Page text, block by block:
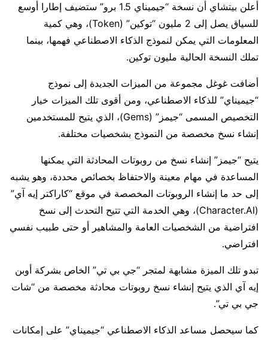
أعلن بيتشاي أن نسخة “جيميناي 1.5 برو” ستضيف إطارا أوسع
للسياق يصل إلى 2 مليون “توكين” (Token)، وهي كمية
المعلومات التي يمكن لنموذج الذكاء الاصطناعي فهمها، بينما
تملك النسخة الحالية مليون توكين.
أضافت غوغل مجموعة من الميزات الجديدة إلى نموذج
“جيميناي” للذكاء الاصطناعي، ومن أقوى تلك الميزات خيار
التخصيص المسمى “جيمز” (Gems)، الذي يتيح للمستخدمين
إنشاء نسخ مخصصة من النموذج بشخصيات مختلفة.
يتيح “جيمز” إنشاء نسخ من روبوتات المحادثة التي يمكنها
المساعدة في مهام معينة والاحتفاظ بخصائص محددة، وهو يشبه
إلى حد ما إنشاء الروبوتات المخصصة في موقع “كاراكتر إيه آي”
(Character.AI)، وهي الخدمة التي تتيح التحدث إلى نسخ
افتراضية من الشخصيات العامة والمشاهير أو حتى طبيب نفسي
افتراضي.
تبدو تلك الميزة مشابهة لمتجر “جي بي تي” الخاص بشركة أوبن
إيه آي الذي يتيح إنشاء نسخ روبوتات محادثة مخصصة من “شات
جي بي تي”.
كما سيحصل مساعد الذكاء الاصطناعي “جيميناي” على إمكانات